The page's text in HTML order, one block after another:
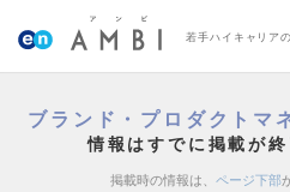
若手ハイキャリア
ブランド・プロダクトマ
情報はすでに掲載が終
掲載時の情報は、 ページ下部